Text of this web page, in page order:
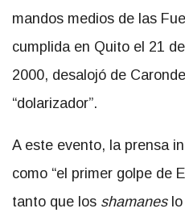
mandos medios de las
cumplida en Quito el 21
2000, desalojó de
“dolarizador”.
A este evento, la prensa
como “el primer golpe de
tanto que los shamaneslo